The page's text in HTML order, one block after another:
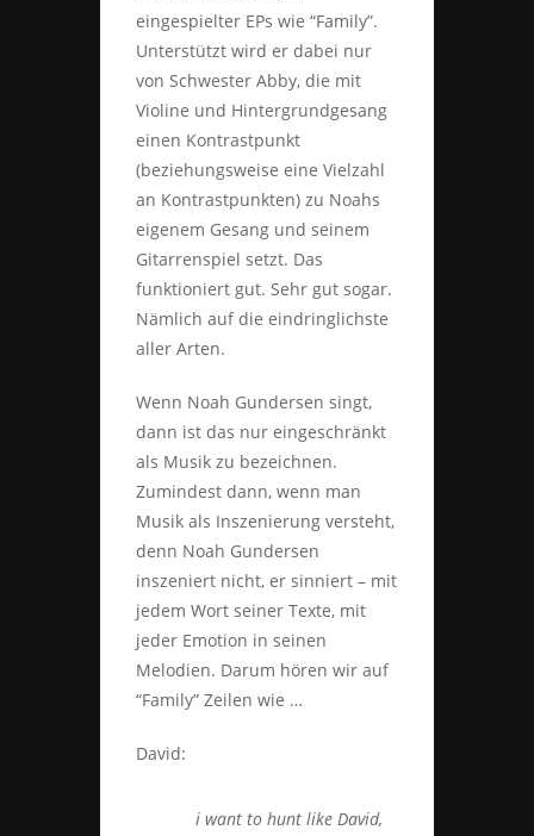
eingespielter EPs wie “Family”.
Unterstützt wird er dabei nur
von Schwester Abby, die mit
Violine und Hintergrundgesang
einen Kontrastpunkt
(beziehungsweise eine Vielzahl
an Kontrastpunkten) zu Noahs
eigenem Gesang und seinem
Gitarrenspiel setzt. Das
funktioniert gut. Sehr gut sogar.
Nämlich auf die eindringlichste
aller Arten.
Wenn Noah Gundersen singt,
dann ist das nur eingeschränkt
als Musik zu bezeichnen.
Zumindest dann, wenn man
Musik als Inszenierung versteht,
denn Noah Gundersen
inszeniert nicht, er sinniert – mit
jedem Wort seiner Texte, mit
jeder Emotion in seinen
Melodien. Darum hören wir auf
“Family” Zeilen wie …
David:
i want to hunt like David,